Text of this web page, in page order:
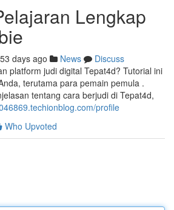
Lengkap
53 days ago News
Discuss
platform judi digital Tepat4d? Tutorial ini
terutama para pemain pemula .
tentang cara berjudi di Tepat4d,
profile
Who Upvoted